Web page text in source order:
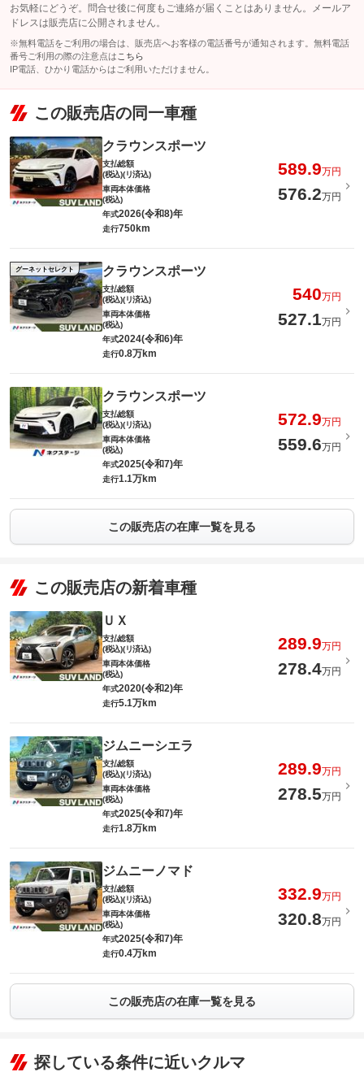
お気軽にどうぞ。問合せ後に何度もご連絡が届くことはありません。メールア
ドレスは販売店に公開されません。
※無料電話をご利用の場合は、販売店へお客様の電話番号が通知されます。無料電話
番号ご利用の際の注意点は こちら
IP電話、ひかり電話からはご利用いただけません。
この販売店の同一車種
クラウンスポーツ
支払総額
(税込)(リ済込)
589.9万円
車両本体価格
(税込)
576.2万円
年式2026(令和8)年
走行750km
グーネットセレクト クラウンスポーツ
支払総額
(税込)(リ済込)
540万円
車両本体価格
(税込)
527.1万円
年式2024(令和6)年
走行0.8万km
クラウンスポーツ
支払総額
(税込)(リ済込)
572.9万円
車両本体価格
(税込)
559.6万円
年式2025(令和7)年
走行1.1万km
この販売店の在庫一覧を見る
この販売店の新着車種
ＵＸ
支払総額
(税込)(リ済込)
289.9万円
車両本体価格
(税込)
278.4万円
年式2020(令和2)年
走行5.1万km
ジムニーシエラ
支払総額
(税込)(リ済込)
289.9万円
車両本体価格
(税込)
278.5万円
年式2025(令和7)年
走行1.8万km
ジムニーノマド
支払総額
(税込)(リ済込)
332.9万円
車両本体価格
(税込)
320.8万円
年式2025(令和7)年
走行0.4万km
この販売店の在庫一覧を見る
探している条件に近いクルマ